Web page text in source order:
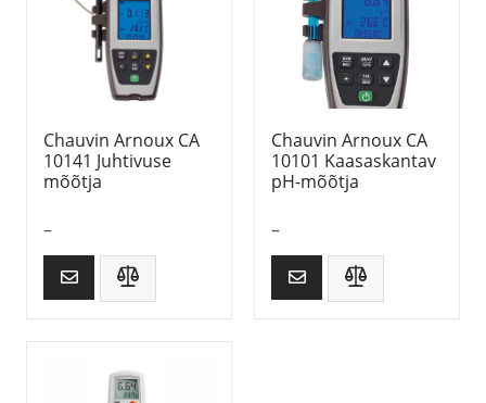
Chauvin Arnoux CA
10141 Juhtivuse
mõõtja
–
Chauvin Arnoux CA
10101 Kaasaskantav
pH-mõõtja
–